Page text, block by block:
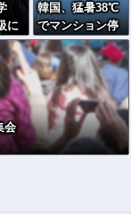
に
の
韓国、猛暑38℃
でマンション停
電ラッシュ→住
民が車へ避難
会